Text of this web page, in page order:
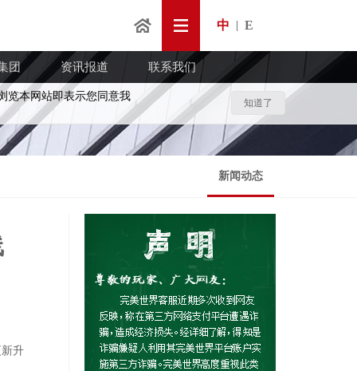
览本网站即表示您同意我
知道了
中 E
团 资讯报道 联系我们
新闻动态
升